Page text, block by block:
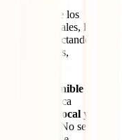
presión sobre los
forestales, la
están afectando
muchos casos,
y sostenible
que busca
la cultura local y
forma justa. No se trata